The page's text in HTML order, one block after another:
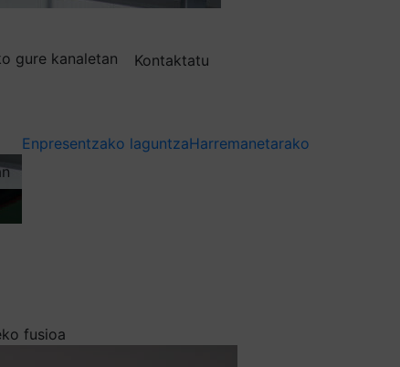
gure kanaletan
Kontaktatu
Enpresentzako laguntzaHarremanetarako
fusioa